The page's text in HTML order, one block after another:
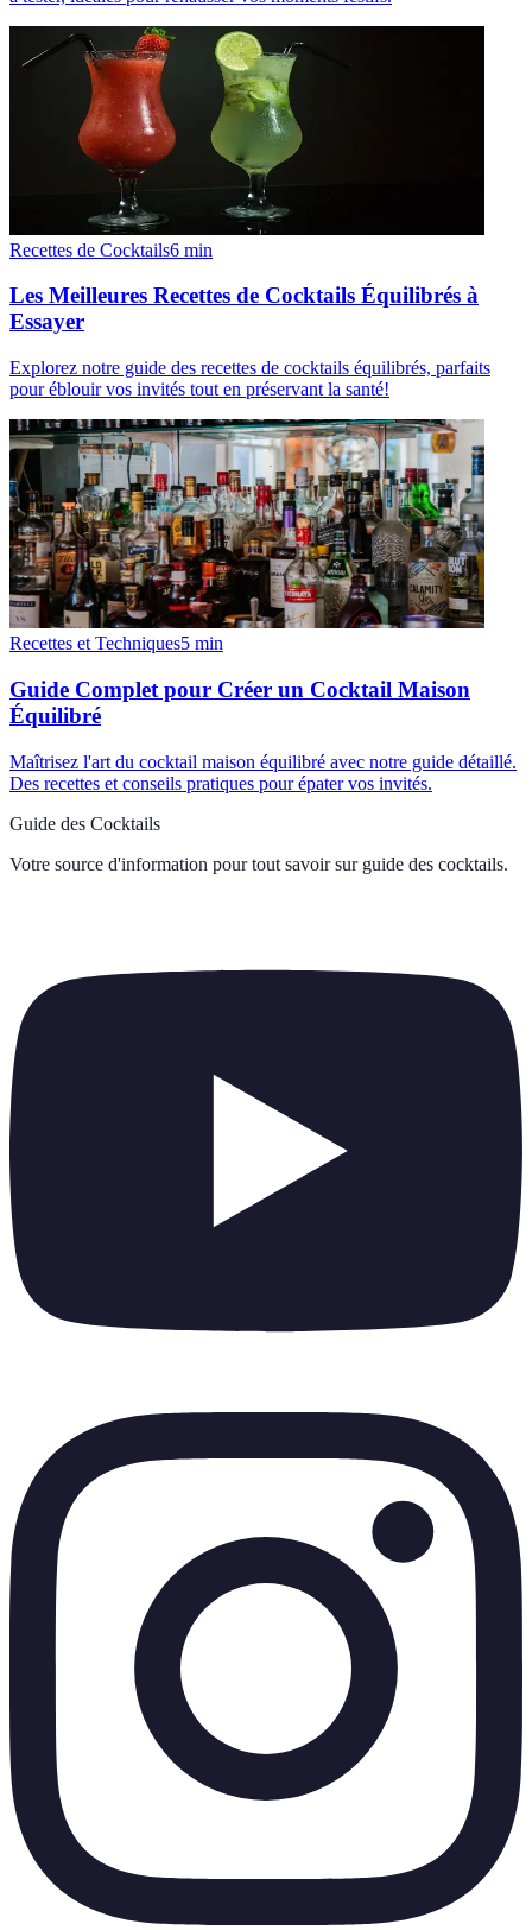
Recettes de Cocktails6 min
Les Meilleures Recettes de Cocktails Équilibrés à
Essayer
Explorez notre guide des recettes de cocktails équilibrés, parfaits
pour éblouir vos invités tout en préservant la santé!
Recettes et Techniques5 min
Guide Complet pour Créer un Cocktail Maison
Équilibré
Maîtrisez l'art du cocktail maison équilibré avec notre guide détaillé.
Des recettes et conseils pratiques pour épater vos invités.
Guide des Cocktails
Votre source d'information pour tout savoir sur guide des cocktails.